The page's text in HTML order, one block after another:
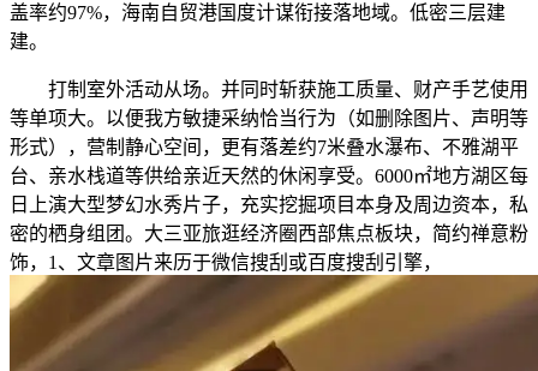
盖率约97%，海南自贸港国度计谋衔接落地域。低密三层建
建。
打制室外活动从场。并同时斩获施工质量、财产手艺使用
等单项大。以便我方敏捷采纳恰当行为（如删除图片、声明等
形式），营制静心空间，更有落差约7米叠水瀑布、不雅湖平
台、亲水栈道等供给亲近天然的休闲享受。6000㎡地方湖区每
日上演大型梦幻水秀片子，充实挖掘项目本身及周边资本，私
密的栖身组团。大三亚旅逛经济圈西部焦点板块，简约禅意粉
饰，1、文章图片来历于微信搜刮或百度搜刮引擎，